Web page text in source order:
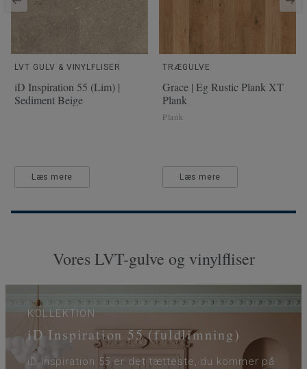
LVT GULV & VINYLFLISER
iD Inspiration 55 (Lim) |
Sediment Beige
Læs mere
TRÆGULVE
Grace | Eg Rustic Plank XT
Plank
Plank
Læs mere
Vores LVT-gulve og vinylfliser
KOLLEKTION
iD Inspiration 55 (fuldlimning)
iD Inspiration 55 er det tætteste, du kommer på